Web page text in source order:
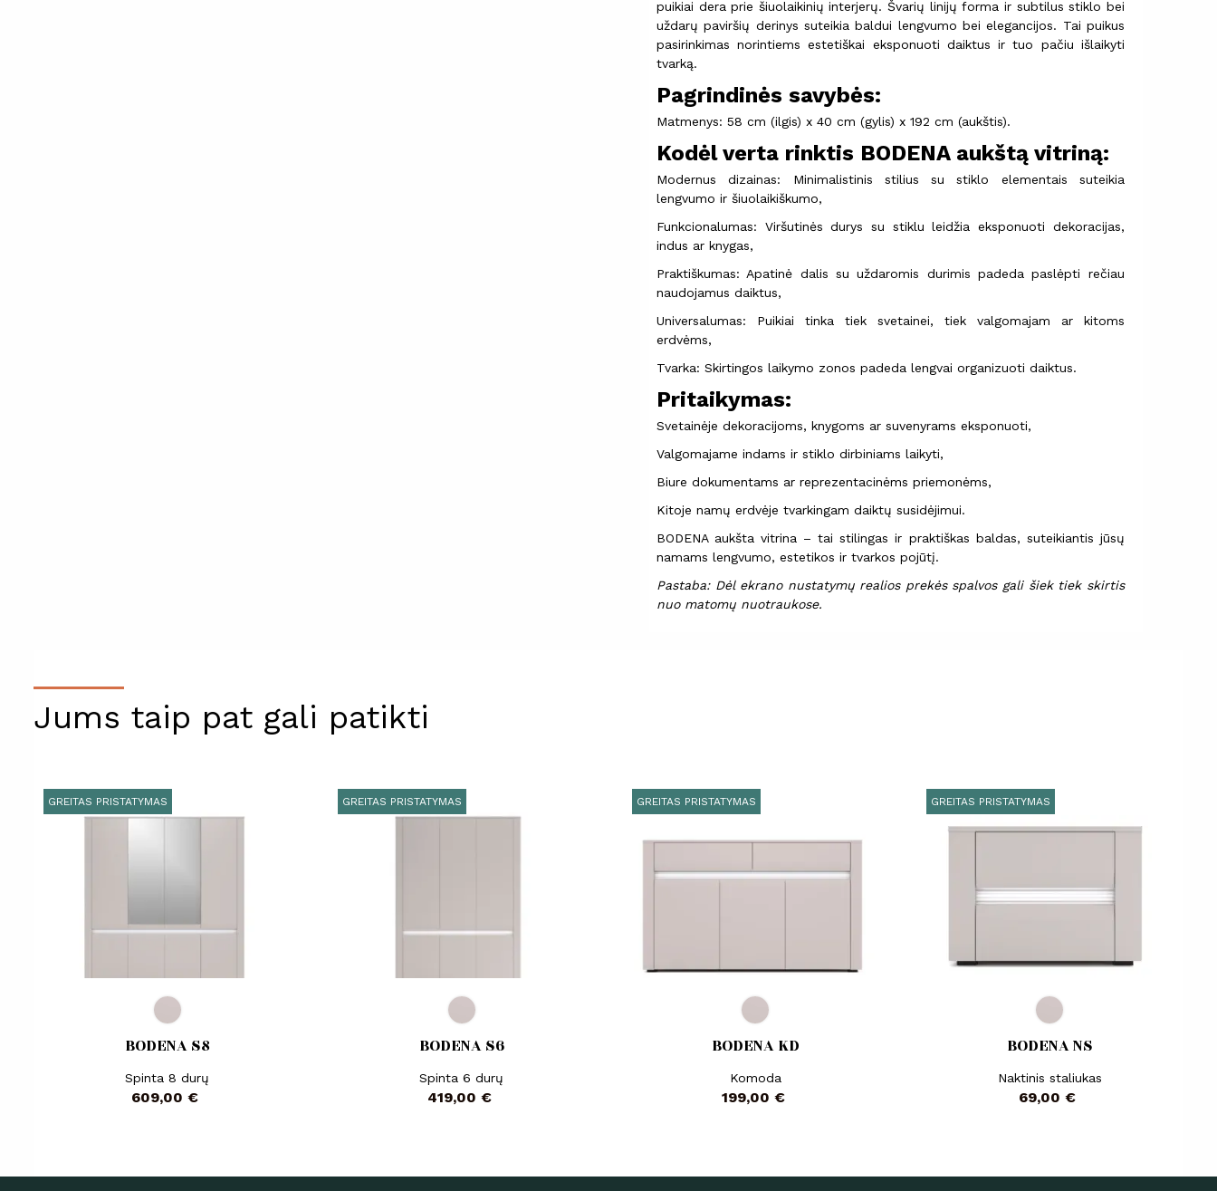
puikiai dera prie šiuolaikinių interjerų. Švarių linijų forma ir subtilus stiklo bei
uždarų paviršių derinys suteikia baldui lengvumo bei elegancijos. Tai puikus
pasirinkimas norintiems estetiškai eksponuoti daiktus ir tuo pačiu išlaikyti
tvarką.
Pagrindinės savybės:
Matmenys: 58 cm (ilgis) x 40 cm (gylis) x 192 cm (aukštis).
Kodėl verta rinktis BODENA aukštą vitriną:
Modernus dizainas: Minimalistinis stilius su stiklo elementais suteikia
lengvumo ir šiuolaikiškumo,
Funkcionalumas: Viršutinės durys su stiklu leidžia eksponuoti dekoracijas,
indus ar knygas,
Praktiškumas: Apatinė dalis su uždaromis durimis padeda paslėpti rečiau
naudojamus daiktus,
Universalumas: Puikiai tinka tiek svetainei, tiek valgomajam ar kitoms
erdvėms,
Tvarka: Skirtingos laikymo zonos padeda lengvai organizuoti daiktus.
Pritaikymas:
Svetainėje dekoracijoms, knygoms ar suvenyrams eksponuoti,
Valgomajame indams ir stiklo dirbiniams laikyti,
Biure dokumentams ar reprezentacinėms priemonėms,
Kitoje namų erdvėje tvarkingam daiktų susidėjimui.
BODENA aukšta vitrina – tai stilingas ir praktiškas baldas, suteikiantis jūsų
namams lengvumo, estetikos ir tvarkos pojūtį.
Pastaba: Dėl ekrano nustatymų realios prekės spalvos gali šiek tiek skirtis
nuo matomų nuotraukose.
Jums taip pat gali patikti
GREITAS PRISTATYMAS
BODENA S8
Spinta 8 durų
Kaina
609,00 €
GREITAS PRISTATYMAS
BODENA S6
Spinta 6 durų
Kaina
419,00 €
GREITAS PRISTATYMAS
BODENA KD
Komoda
Kaina
199,00 €
GREITAS PRISTATYMAS
BODENA NS
Naktinis staliukas
Kaina
69,00 €